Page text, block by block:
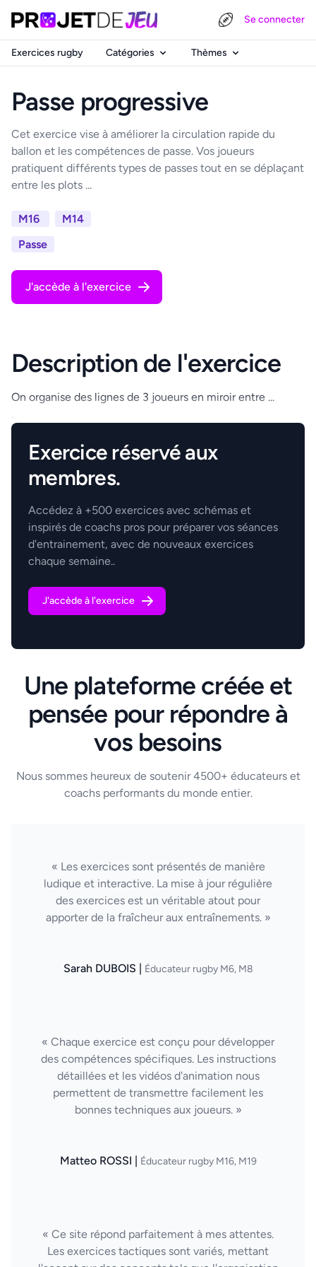
Se connecter
Exercices rugby Catégories Thèmes
Passe progressive
Cet exercice vise à améliorer la circulation rapide du
ballon et les compétences de passe. Vos joueurs
pratiquent différents types de passes tout en se déplaçant
entre les plots ...
M16
M14
Passe
J'accède à l'exercice
Description de l'exercice
On organise des lignes de 3 joueurs en miroir entre ...
.
Exercice réservé aux
membres.
Accédez à +500 exercices avec schémas et
inspirés de coachs pros pour préparer vos séances
d'entrainement, avec de nouveaux exercices
chaque semaine..
J'accède à l'exercice
Une plateforme créée et
pensée pour répondre à
vos besoins
Nous sommes heureux de soutenir 4500+ éducateurs et
coachs performants du monde entier.
« Les exercices sont présentés de manière
ludique et interactive. La mise à jour régulière
des exercices est un véritable atout pour
apporter de la fraîcheur aux entraînements. »
Sarah DUBOIS | Éducateur rugby M6, M8
« Chaque exercice est conçu pour développer
des compétences spécifiques. Les instructions
détaillées et les vidéos d'animation nous
permettent de transmettre facilement les
bonnes techniques aux joueurs. »
Matteo ROSSI | Éducateur rugby M16, M19
« Ce site répond parfaitement à mes attentes.
Les exercices tactiques sont variés, mettant